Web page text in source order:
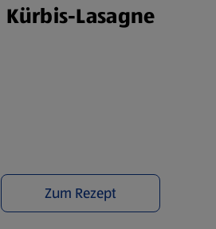
Kürbis-Lasagne
Zum Rezept